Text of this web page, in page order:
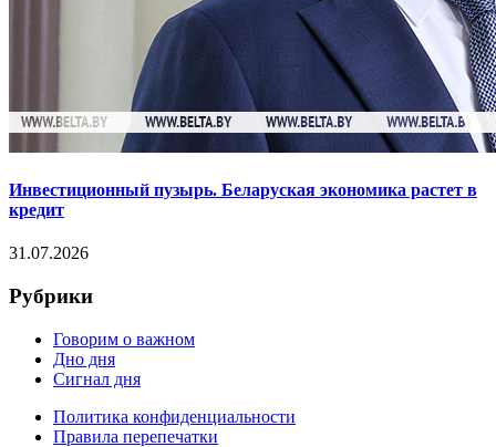
Инвестиционный пузырь. Беларуская экономика растет в
кредит
31.07.2026
Рубрики
Говорим о важном
Дно дня
Сигнал дня
Политика конфиденциальности
Правила перепечатки